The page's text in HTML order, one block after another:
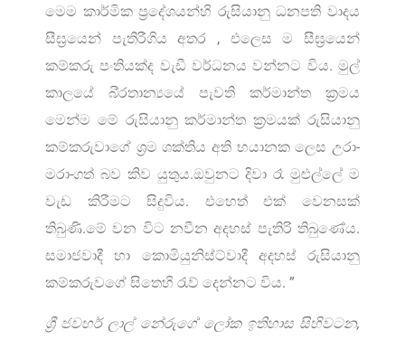
මෙම කාර්මික ප්‍රදේශයන්හි රුසියානු ධනපති වාදය
සීඝ්‍රයෙන් පැතිරීගිය අතර , එලෙස ම සීඝ්‍රයෙන්
කම්කරු පංතියක්ද වැඩී වර්ධනය වන්නට විය. මුල්
කාලයේ බි්‍රතාන්‍යයේ පැවති කර්මාන්ත ක්‍රමය
මෙන්ම මේ රුසියානු කර්මාන්ත ක්‍රමයක් රුසියානු
කම්කරුවාගේ ශ්‍රම ශක්තිය අති භයානක ලෙස උරා-
මරා-ගත් බව කිව යුතුය.ඔවුනට දිවා රෑ මුළුල්ලේ ම
වැඩ කිරීමට සිදුවිය. එහෙත් එක් වෙනසක්
තිබුණි.මේ වන විට නවීන අදහස් පැතිරි තිබුණේය.
සමාජවාදී හා කොමියුනිස්ට්වාදී අදහස් රුසියානු
කම්කරුවගේ සිතෙහි රැව් දෙන්නට විය. ”
ශ්‍රී ජවහර් ලාල් නේරුගේ ලෝක ඉතිහාස සිහිවටන,